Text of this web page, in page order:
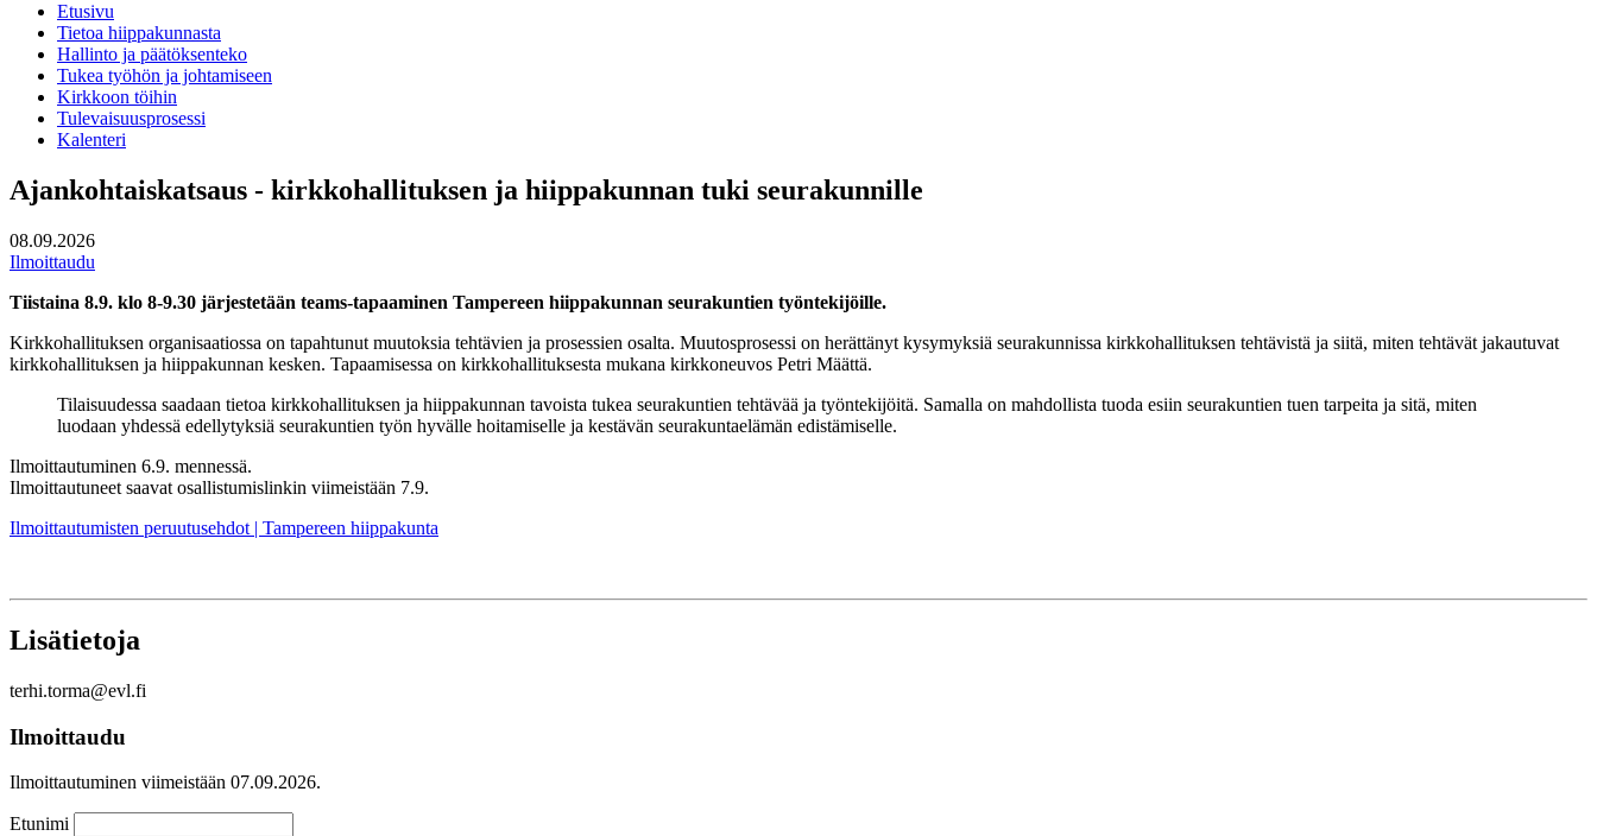
Etusivu
Tietoa hiippakunnasta
Hallinto ja päätöksenteko
Tukea työhön ja johtamiseen
Kirkkoon töihin
Tulevaisuusprosessi
Kalenteri
Ajankohtaiskatsaus - kirkkohallituksen ja hiippakunnan tuki seurakunnille
08.09.2026
Ilmoittaudu
Tiistaina 8.9. klo 8-9.30 järjestetään teams-tapaaminen Tampereen hiippakunnan seurakuntien työntekijöille.
Kirkkohallituksen organisaatiossa on tapahtunut muutoksia tehtävien ja prosessien osalta. Muutosprosessi on herättänyt kysymyksiä seurakunnissa kirkkohallituksen tehtävistä ja siitä, miten tehtävät jakautuvat
kirkkohallituksen ja hiippakunnan kesken. Tapaamisessa on kirkkohallituksesta mukana kirkkoneuvos Petri Määttä.
Tilaisuudessa saadaan tietoa kirkkohallituksen ja hiippakunnan tavoista tukea seurakuntien tehtävää ja työntekijöitä. Samalla on mahdollista tuoda esiin seurakuntien tuen tarpeita ja sitä, miten
luodaan yhdessä edellytyksiä seurakuntien työn hyvälle hoitamiselle ja kestävän seurakuntaelämän edistämiselle.
Ilmoittautuminen 6.9. mennessä.
Ilmoittautuneet saavat osallistumislinkin viimeistään 7.9.
Ilmoittautumisten peruutusehdot | Tampereen hiippakunta
Lisätietoja
terhi.torma@evl.fi
Ilmoittaudu
Ilmoittautuminen viimeistään 07.09.2026.
Etunimi